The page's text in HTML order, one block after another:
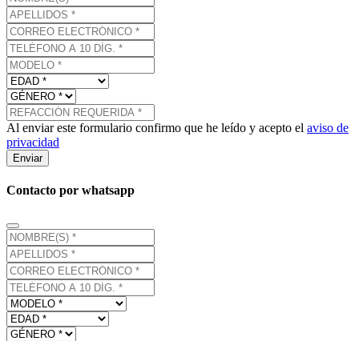
Al enviar este formulario confirmo que he leído y acepto el aviso de
privacidad
Enviar
Contacto por whatsapp